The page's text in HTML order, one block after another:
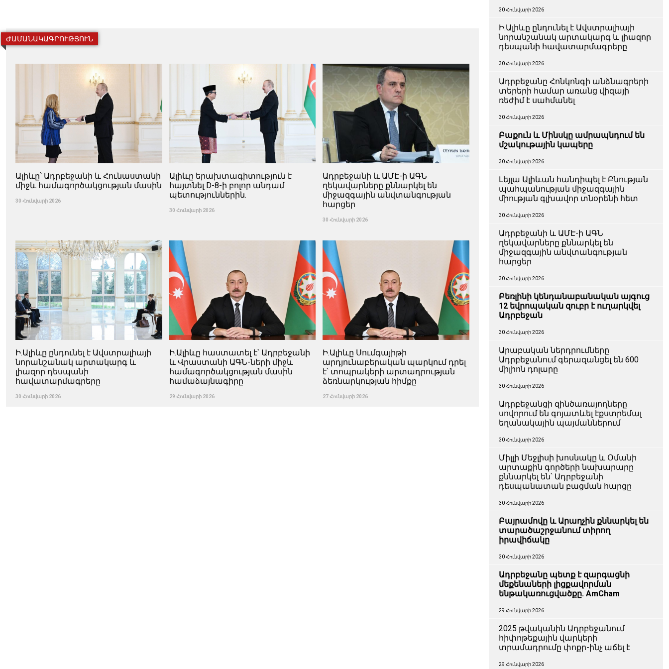
ԺԱՄԱՆԱԿԱԳՐՈՒԹՅՈՒՆ
Ալիևը՝ Ադրբեջանի և Հունաստանի
միջև համագործակցության մասին
30 Հունվարի 2026
Ալիևը երախտագիտություն է
հայտնել D-8-ի բոլոր անդամ
պետություններին.
30 Հունվարի 2026
Ադրբեջանի և ԱՄԷ-ի ԱԳՆ
ղեկավարները քննարկել են
միջազգային անվտանգության
հարցեր
30 Հունվարի 2026
Ի.Ալիևը ընդունել է Ավստրալիայի
նորանշանակ արտակարգ և
լիազոր դեսպանի
հավատարմագրերը
30 Հունվարի 2026
Ի.Ալիևը հաստատել է՝ Ադրբեջանի
և Վրաստանի ԱԳՆ-ների միջև
համագործակցության մասին
համաձայնագիրը
29 Հունվարի 2026
Ի.Ալիևը Սումգայիթի
արդյունաբերական պարկում դրել
է՝ տոպրակերի արտադրության
ձեռնարկության հիմքը
27 Հունվարի 2026
30 Հունվարի 2026
Ի.Ալիևը ընդունել է Ավստրալիայի
նորանշանակ արտակարգ և լիազոր
դեսպանի հավատարմագրերը
30 Հունվարի 2026
Ադրբեջանը Հոնկոնգի անձնագրերի
տերերի համար առանց վիզայի
ռեժիմ է սահմանել
30 Հունվարի 2026
Բաքուն և Մինսկը ամրապնդում են
մշակութային կապերը
30 Հունվարի 2026
Լեյլա Ալիևան հանդիպել է Բնության
պահպանության միջազգային
միության գլխավոր տնօրենի հետ
30 Հունվարի 2026
Ադրբեջանի և ԱՄԷ-ի ԱԳՆ
ղեկավարները քննարկել են
միջազգային անվտանգության
հարցեր
30 Հունվարի 2026
Բեռլինի կենդանաբանական այգուց
12 եվրոպական զուբր է ուղարկվել
Ադրբեջան
30 Հունվարի 2026
Արաբական ներդրումները
Ադրբեջանում գերազանցել են 600
միլիոն դոլարը
30 Հունվարի 2026
Ադրբեջանցի զինծառայողները
սովորում են գոյատևել էքստրեմալ
եղանակային պայմաններում
30 Հունվարի 2026
Միլլի Մեջլիսի խոսնակը և Օմանի
արտաքին գործերի նախարարը
քննարկել են՝ Ադրբեջանի
դեսպանատան բացման հարցը
30 Հունվարի 2026
Բայրամովը և Արաղչին քննարկել են
տարածաշրջանում տիրող
իրավիճակը
30 Հունվարի 2026
Ադրբեջանը պետք է զարգացնի
մեքենաների լիցքավորման
ենթակառուցվածքը. AmCham
29 Հունվարի 2026
2025 թվականին Ադրբեջանում
հիփոթեքային վարկերի
տրամադրումը փոքր-ինչ աճել է
29 Հունվարի 2026